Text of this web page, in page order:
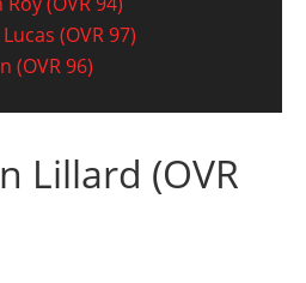
(OVR 97)
(OVR 96)
Lillard (OVR